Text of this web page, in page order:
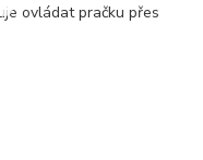
ovládat pračku přes